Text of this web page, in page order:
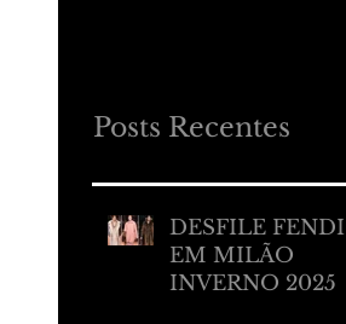
Posts Recentes
DESFILE FENDI
EM MILÃO
INVERNO 2025